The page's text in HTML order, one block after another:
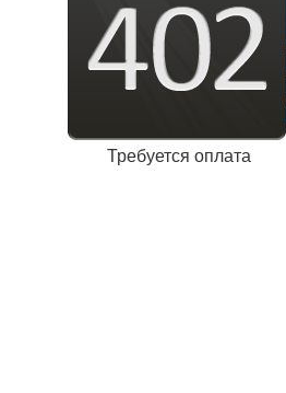
Требуется оплата